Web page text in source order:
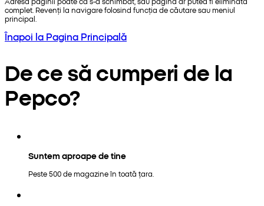
complet. Revenți la navigare folosind funcția de căutare sau meniul
principal.
Înapoi la Pagina Principală
De ce să cumperi de la
Pepco?
Suntem aproape de tine
Peste 500 de magazine în toată țara.